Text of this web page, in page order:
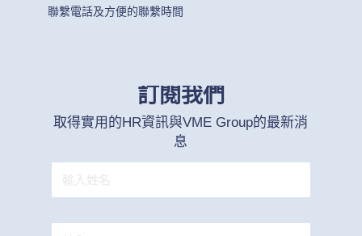
聯繫電話及方便的聯繫時間
訂閱我們
取得實用的HR資訊與VME Group的最新消
息